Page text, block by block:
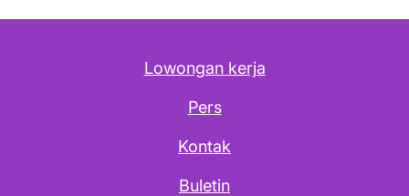
Lowongan kerja
Pers
Kontak
Buletin